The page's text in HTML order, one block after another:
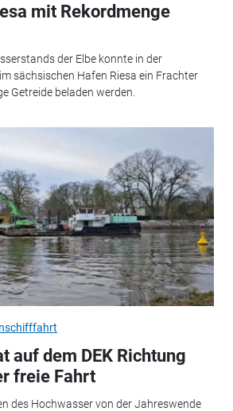
mit Rekordmenge
der Elbe konnte in der
sächsischen Hafen Riesa ein Frachter
Getreide beladen werden.
auf dem DEK Richtung
freie Fahrt
des Hochwasser von der Jahreswende